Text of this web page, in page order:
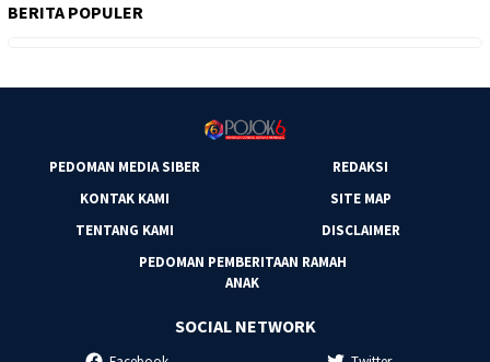
BERITA POPULER
PEDOMAN MEDIA SIBER
REDAKSI
KONTAK KAMI
SITE MAP
TENTANG KAMI
DISCLAIMER
PEDOMAN PEMBERITAAN RAMAH
ANAK
SOCIAL NETWORK